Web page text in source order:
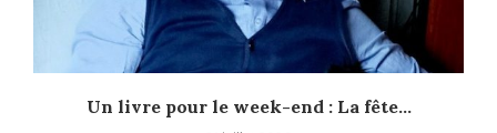
Un livre pour le week-end : La fête...